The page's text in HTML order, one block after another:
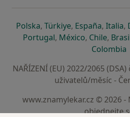
Polskase otevře v nové záložce
, Türkiyese otevře v
, Españase
, Italia,
Portugalse otevře v nové
, Méxicose otevře v
, Chilese
,
Colombia
NAŘÍZENÍ (EU) 2022/2065
uživatelů/měsíc -
www.znamylekar.cz © 2026 -
objednejte